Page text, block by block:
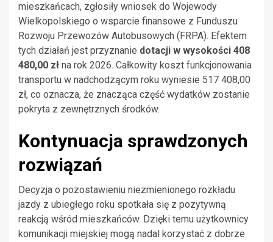
mieszkańcach, zgłosiły wniosek do Wojewody
Wielkopolskiego o wsparcie finansowe z Funduszu
Rozwoju Przewozów Autobusowych (FRPA). Efektem
tych działań jest przyznanie dotacji w wysokości 408
480,00 zł na rok 2026. Całkowity koszt funkcjonowania
transportu w nadchodzącym roku wyniesie 517 408,00
zł, co oznacza, że znacząca część wydatków zostanie
pokryta z zewnętrznych środków.
Kontynuacja sprawdzonych
rozwiązań
Decyzja o pozostawieniu niezmienionego rozkładu
jazdy z ubiegłego roku spotkała się z pozytywną
reakcją wśród mieszkańców. Dzięki temu użytkownicy
komunikacji miejskiej mogą nadal korzystać z dobrze